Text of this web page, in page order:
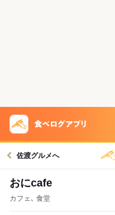
佐渡グルメへ
おにcafe
カフェ､ 食堂